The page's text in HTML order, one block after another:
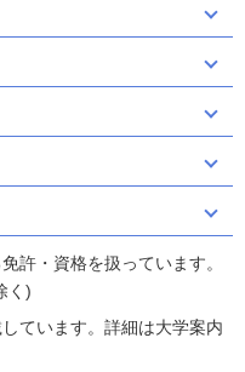
許・資格を扱っています。
く)
ています。詳細は大学案内